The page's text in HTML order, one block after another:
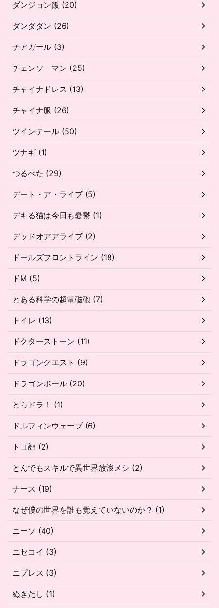
ダンジョン飯 (20)
ダンダダン (26)
チアガール (3)
チェンソーマン (25)
チャイナドレス (13)
チャイナ服 (26)
ツインテール (50)
ツナギ (1)
つるぺた (29)
デート・ア・ライブ (5)
デキる猫は今日も憂鬱 (1)
デッドオアアライブ (2)
ドールズフロントライン (18)
ドM (5)
とある科学の超電磁砲 (7)
トイレ (13)
ドクターストーン (11)
ドラゴンクエスト (9)
ドラゴンボール (20)
とらドラ！ (1)
ドルフィンウェーブ (6)
トロ顔 (2)
とんでもスキルで異世界放浪メシ (2)
ナース (19)
なぜ僕の世界を誰も覚えていないのか？ (1)
ニーソ (40)
ニセコイ (3)
ニプレス (3)
ぬきたし (1)